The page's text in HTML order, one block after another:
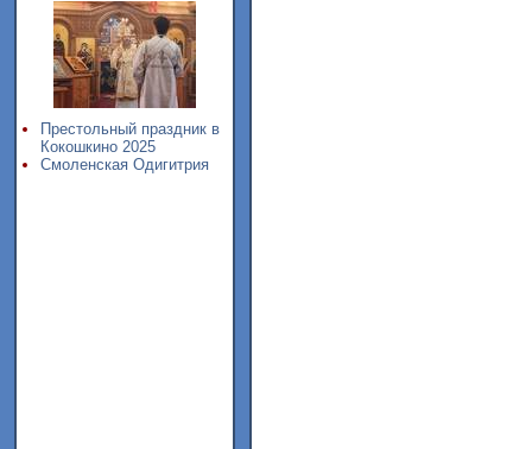
Престольный праздник в
Кокошкино 2025
Смоленская Одигитрия